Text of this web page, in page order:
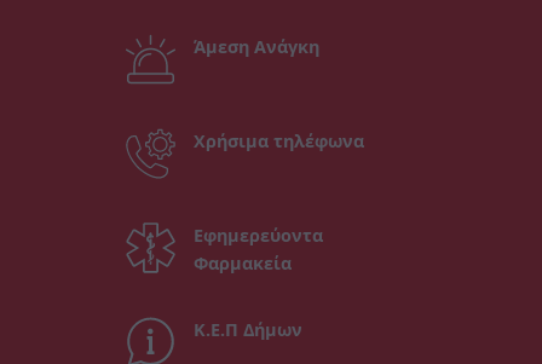
Άμεση Ανάγκη
Χρήσιμα τηλέφωνα
Εφημερεύοντα
Φαρμακεία
Κ.Ε.Π Δήμων